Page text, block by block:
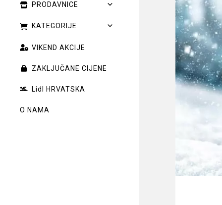
PRODAVNICE
KATEGORIJE
VIKEND AKCIJE
ZAKLJUČANE CIJENE
Lidl HRVATSKA
O NAMA